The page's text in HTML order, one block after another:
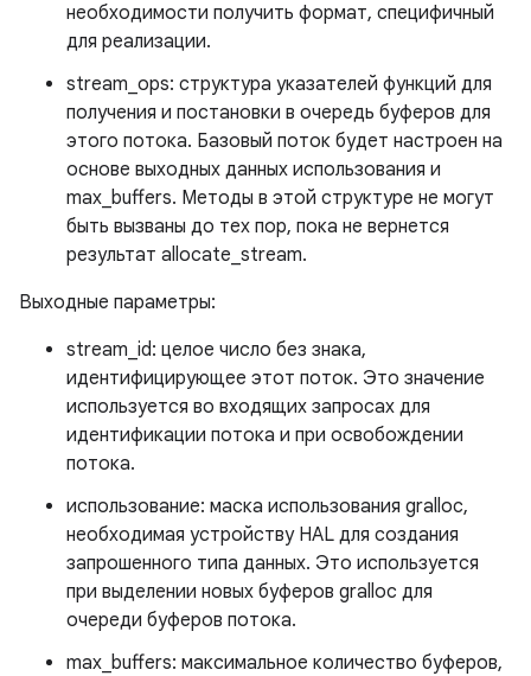
необходимости получить формат, специфичный
для реализации.
stream_ops: структура указателей функций для
получения и постановки в очередь буферов для
этого потока. Базовый поток будет настроен на
основе выходных данных использования и
max_buffers. Методы в этой структуре не могут
быть вызваны до тех пор, пока не вернется
результат allocate_stream.
Выходные параметры:
stream_id: целое число без знака,
идентифицирующее этот поток. Это значение
используется во входящих запросах для
идентификации потока и при освобождении
потока.
использование: маска использования gralloc,
необходимая устройству HAL для создания
запрошенного типа данных. Это используется
при выделении новых буферов gralloc для
очереди буферов потока.
max_buffers: максимальное количество буферов,